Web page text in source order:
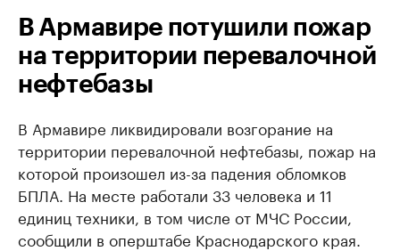
В Армавире потушили пожар
на территории перевалочной
нефтебазы
В Армавире ликвидировали возгорание на
территории перевалочной нефтебазы, пожар на
которой произошел из-за падения обломков
БПЛА. На месте работали 33 человека и 11
единиц техники, в том числе от МЧС России,
сообщили в оперштабе Краснодарского края.